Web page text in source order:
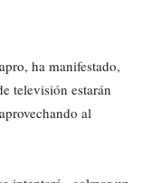
ha manifestado,
televisión estarán
al